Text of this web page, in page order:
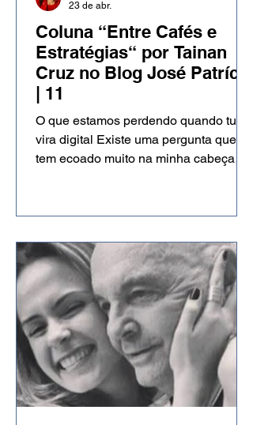
Coluna “Entre Cafés e
Estratégias“ por Tainan
Cruz no Blog José Patrício
| 11
O que estamos perdendo quando tudo
vira digital Existe uma pergunta que
tem ecoado muito na minha cabeça
Não estou falando de tecnologia, até
da minha carreira dentro dela. Vivo do
digital, ensino pessoas a se
posicionarem nas redes e acredito
profundamente no poder das
ferramentas online. Mas, ao mesmo
tempo, tenho observado um movimento
silencioso que talvez ainda não este
23 de abr.